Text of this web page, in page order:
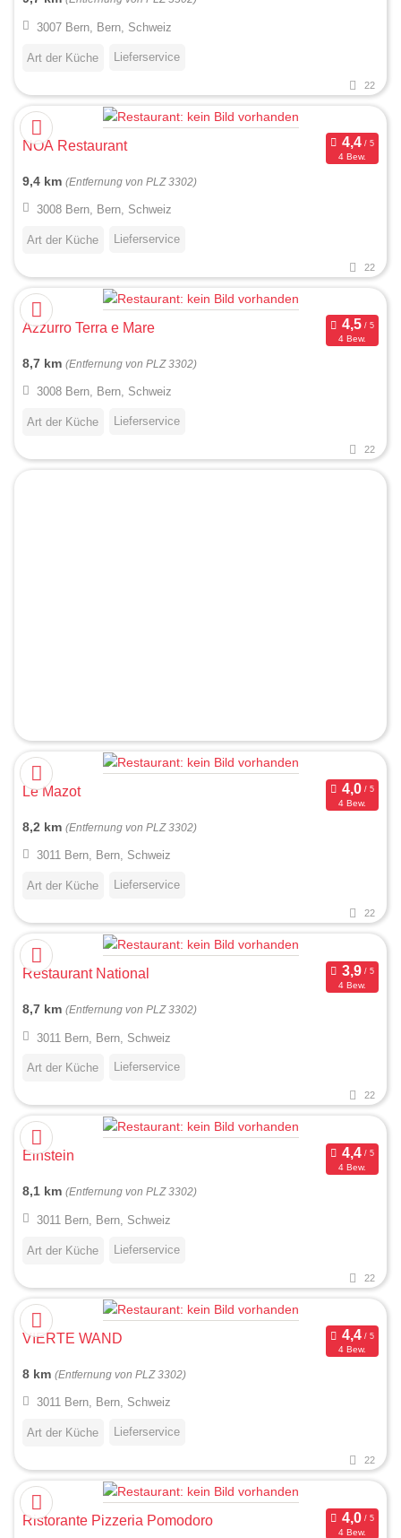
3007 Bern, Bern, Schweiz
Art der Küche Lieferservice
22
NOA Restaurant
4 Bew.
9,4 km (Entfernung von PLZ 3302)
3008 Bern, Bern, Schweiz
Art der Küche Lieferservice
22
Azzurro Terra e Mare
4 Bew.
8,7 km (Entfernung von PLZ 3302)
3008 Bern, Bern, Schweiz
Art der Küche Lieferservice
22
Le Mazot
4 Bew.
8,2 km (Entfernung von PLZ 3302)
3011 Bern, Bern, Schweiz
Art der Küche Lieferservice
22
Restaurant National
4 Bew.
8,7 km (Entfernung von PLZ 3302)
3011 Bern, Bern, Schweiz
Art der Küche Lieferservice
22
Einstein
4 Bew.
8,1 km (Entfernung von PLZ 3302)
3011 Bern, Bern, Schweiz
Art der Küche Lieferservice
22
VIERTE WAND
4 Bew.
8 km (Entfernung von PLZ 3302)
3011 Bern, Bern, Schweiz
Art der Küche Lieferservice
22
Ristorante Pizzeria Pomodoro
4 Bew.